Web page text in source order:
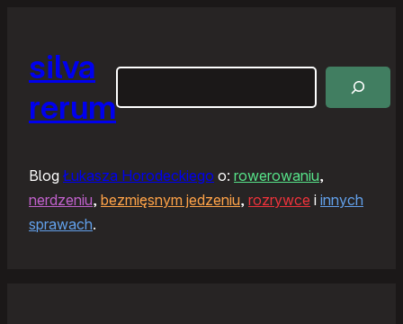
silva
rerum
Blog Łukasza Horodeckiego o: rowerowaniu,
nerdzeniu, bezmięsnym jedzeniu, rozrywce i innych
sprawach.